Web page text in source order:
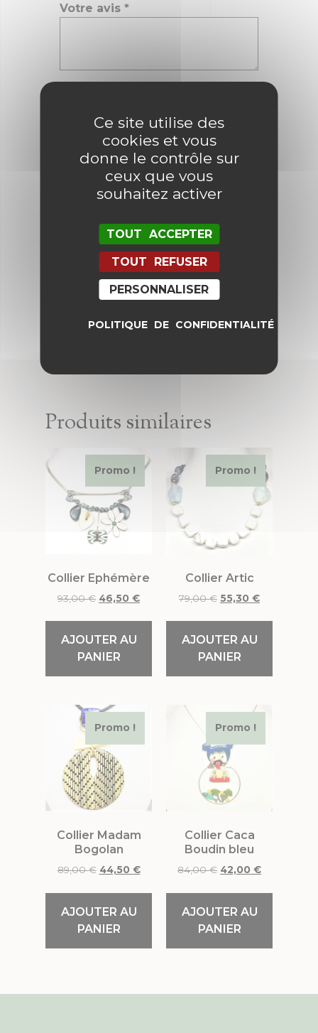
Votre avis *
et mon site dans le navigateur
pour mon prochain commentaire.
Produits similaires
Promo !
Collier Ephémère
93,00€ 46,50 €
AJOUTER AU
PANIER
Promo !
Collier Artic
79,00€ 55,30 €
AJOUTER AU
PANIER
Promo !
Collier Madam
Bogolan
89,00€ 44,50 €
AJOUTER AU
PANIER
Promo !
Collier Caca
Boudin bleu
84,00€ 42,00 €
AJOUTER AU
PANIER
Ce site utilise des
cookies et vous
donne le contrôle sur
ceux que vous
souhaitez activer
TOUT ACCEPTER
TOUT REFUSER
PERSONNALISER
POLITIQUE DE CONFIDENTIALITÉ